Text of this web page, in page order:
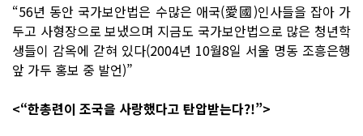
“56년 동안 국가보안법은 수많은 애국(愛國)인사들을 잡아 가
두고 사형장으로 보냈으며 지금도 국가보안법으로 많은 청년학
생들이 감옥에 갇혀 있다(2004년 10월8일 서울 명동 조흥은행
앞 가두 홍보 중 발언)”
<“한총련이 조국을 사랑했다고 탄압받는다?!”>